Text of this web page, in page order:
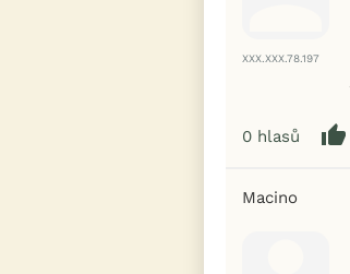
XXX.XXX.78.197
0 hlasů
Macino